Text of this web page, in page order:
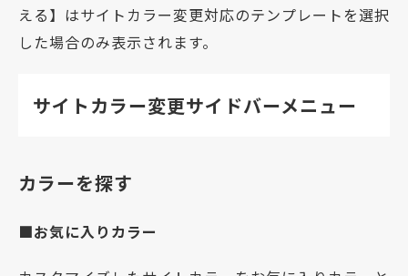
える】はサイトカラー変更対応のテンプレートを選択
した場合のみ表示されます。
サイトカラー変更サイドバーメニュー
カラーを探す
■お気に入りカラー